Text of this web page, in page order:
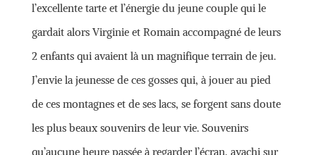
l’excellente tarte et l’énergie du jeune couple qui le
gardait alors Virginie et Romain accompagné de leurs
2 enfants qui avaient là un magnifique terrain de jeu.
J’envie la jeunesse de ces gosses qui, à jouer au pied
de ces montagnes et de ses lacs, se forgent sans doute
les plus beaux souvenirs de leur vie. Souvenirs
qu’aucune heure passée à regarder l’écran, avachi sur